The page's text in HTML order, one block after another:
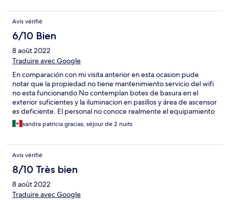
Avis vérifié
6/10 Bien
8 août 2022
Traduire avec Google
En comparación con mi visita anterior en esta ocasion pude
notar que la propiedad no tiene mantenimiento servicio del wifi
no esta funcionando No contemplan botes de basura en el
exterior suficientes y la iluminacion en pasillos y área de ascensor
es deficiente. El personal no conoce realmente el equipamiento
conque cuentan las habitaciones También tuvimos un detalle
con el servicio de cable por causa de una conexión. El precio es
sandra patricia gracias, séjour de 2 nuits
Avis vérifié
8/10 Très bien
8 août 2022
Traduire avec Google